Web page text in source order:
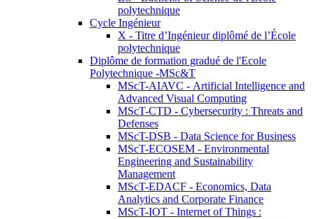
polytechnique
Cycle Ingénieur
X - Titre d’Ingénieur diplômé de l’École
polytechnique
Diplôme de formation gradué de l'Ecole
Polytechnique -MSc&T
MScT-AIAVC - Artificial Intelligence and
Advanced Visual Computing
MScT-CTD - Cybersecurity : Threats and
Defenses
MScT-DSB - Data Science for Business
MScT-ECOSEM - Environmental
Engineering and Sustainability
Management
MScT-EDACF - Economics, Data
Analytics and Corporate Finance
MScT-IOT - Internet of Things :